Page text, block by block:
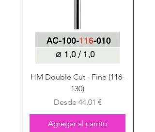
HM Double Cut - Fine (116-
130)
Desde 44,01 €
Precio de oferta
Agregar al carrito